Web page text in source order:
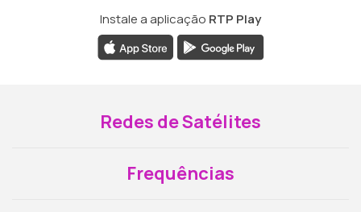
Instale a aplicação RTP Play
Redes de Satélites
Frequências